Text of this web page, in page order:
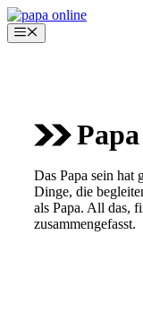
Zum
Inhalt
springen
Menü
Das Papa sein hat
Dinge, die
als Papa. All das,
zusammengefasst.